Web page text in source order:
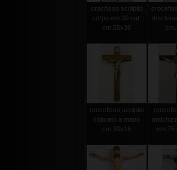
crocifisso scolpito
corpo cm.30 nat.
cm.65x36
due
crocefisso scolpito
colorato a mano
cm.30x16
cm.75